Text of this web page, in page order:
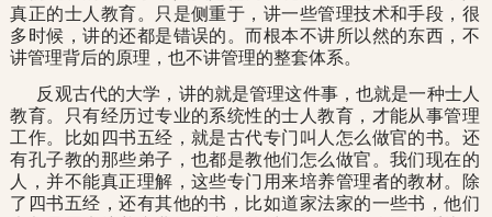
真正的士人教育。只是侧重于，讲一些管理技术和手段，很
多时候，讲的还都是错误的。而根本不讲所以然的东西，不
讲管理背后的原理，也不讲管理的整套体系。
反观古代的大学，讲的就是管理这件事，也就是一种士人
教育。只有经历过专业的系统性的士人教育，才能从事管理
工作。比如四书五经，就是古代专门叫人怎么做官的书。还
有孔子教的那些弟子，也都是教他们怎么做官。我们现在的
人，并不能真正理解，这些专门用来培养管理者的教材。除
了四书五经，还有其他的书，比如道家法家的一些书，他们